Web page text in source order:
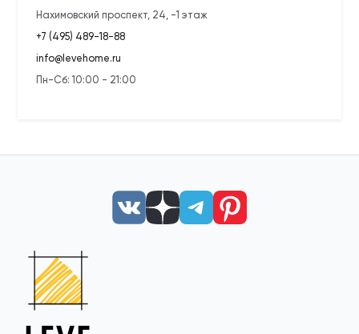
Нахимовский проспект, 24, -1 этаж
+7 (495) 489-18-88
info@levehome.ru
Пн-Сб: 10:00 - 21:00